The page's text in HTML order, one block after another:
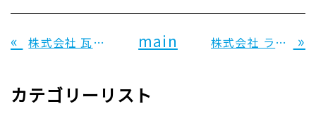
« 株式会社 瓦熊 様 main 株式会社 ライフサポートタカダ 様 »
カテゴリーリスト